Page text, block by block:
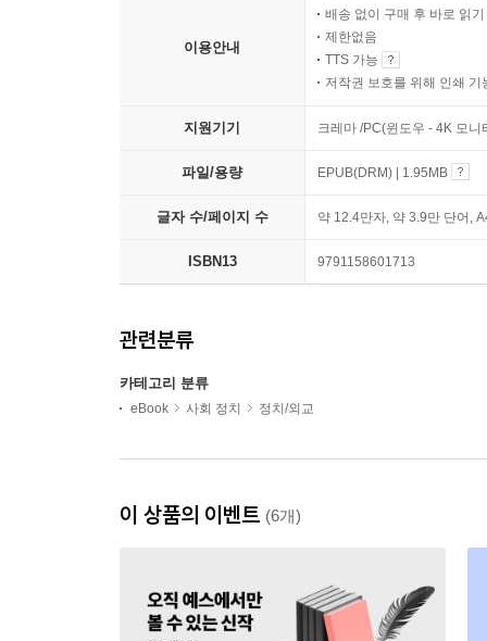
이용안내
배송 없이 구매 후 바로 읽기
제한없음
TTS 가능
저작권 보호를 위해 인쇄 기
지원기기 크레마 /PC(윈도우 - 4K 모
파일/용량 EPUB(DRM) | 1.95MB
글자 수/페이지 수 약 12.4만자, 약 3.9만 단어,
ISBN13 9791158601713
관련분류
카테고리 분류
eBook 사회 정치 정치/외교
이 상품의 이벤트 (6개)